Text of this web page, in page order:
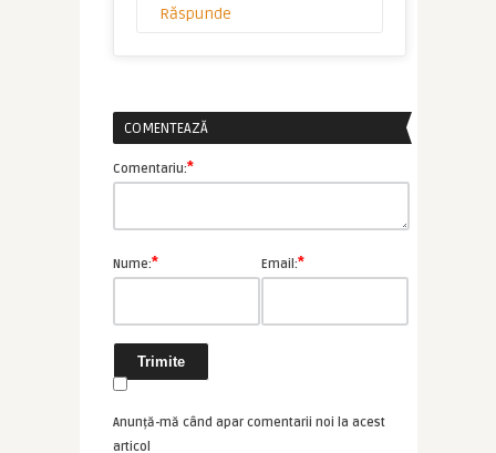
Răspunde
COMENTEAZĂ
Comentariu:*
Nume:* Email:*
Anunță-mă când apar comentarii noi la acest
articol